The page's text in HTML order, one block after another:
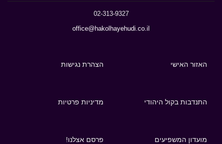
02-313-9327
office@hakolhayehudi.co.il
האזור האישי הצהרת נגישות
התנדבות בקול היהודי מדיניות פרטיות
מועדון המשפיעים פרסם אצלנו!